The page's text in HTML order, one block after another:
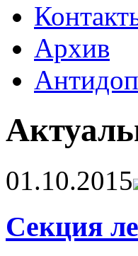
Архив
01.10.2015
Секция